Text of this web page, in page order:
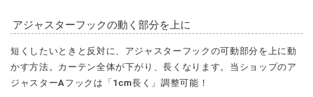
アジャスターフックの動く部分を上に
短くしたいときと反対に、アジャスターフックの可動部分を上に動
かす方法。カーテン全体が下がり、長くなります。当ショップのア
ジャスターAフックは「1cm長く」調整可能！